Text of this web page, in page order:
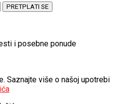
PRETPLATI SE
i posebne ponude
Saznajte više o našoj upotrebi